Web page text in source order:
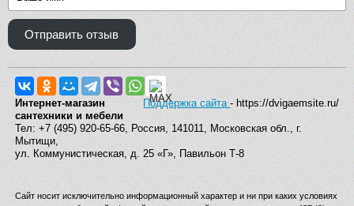
Отправить отзыв
Поддержка сайта- https://dvigaemsite.ru/
Интернет-магазин
сантехники и мебели
Тел: +7 (495) 920-65-66, Россия, 141011, Московская обл., г.
Мытищи,
ул. Коммунистическая, д. 25 «Г», Павильон Т-8
Сайт носит исключительно информационный характер и ни при каких условиях